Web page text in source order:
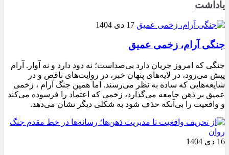
یاداشت
17 دی 1404
جنگی آرام، زخمی عمیق
جنگی که امروز جریان دارد بی‌صداست؛ نه دود دارد و نه آوار. آرام
پیش می‌رود، در لایه‌های پنهان خبر، در روایت‌های ناقص و در
شایعه‌هایی که ساده به نظر می‌رسند. اما همین جنگ آرام ، زخمی
عمیق بر ذهن جامعه می‌گذارد، زخمی که اعتماد را فرسوده می‌کند
و واقعیت را بی‌آنکه حذف شود به شکلی دیگر نشان می‌دهد.
16 دی 1404